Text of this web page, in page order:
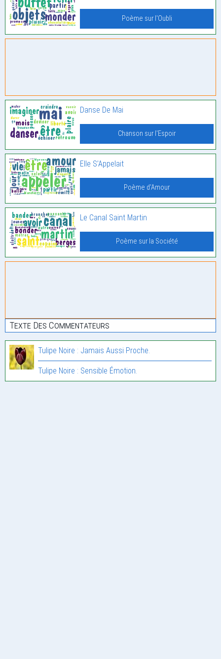
Poème sur l'Oubli
Danse De Mai
Chanson sur l'Espoir
Elle S’Appelait
Poème d'Amour
Le Canal Saint Martin
Poème sur la Société
Texte Des Commentateurs
Tulipe Noire : Jamais Aussi Proche.
Tulipe Noire : Sensible Émotion.